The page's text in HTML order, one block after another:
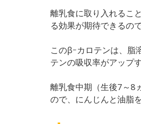
離乳食に取り入れるこ
る効果が期待できるので
このβｰカロテンは、脂
テンの吸収率がアップ
離乳食中期（生後7～8
ので、にんじんと油脂